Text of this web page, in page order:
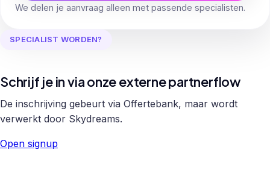
We delen je aanvraag alleen met passende specialisten.
SPECIALIST WORDEN?
Schrijf je in via onze externe partnerflow
De inschrijving gebeurt via Offertebank, maar wordt
verwerkt door Skydreams.
Open signup